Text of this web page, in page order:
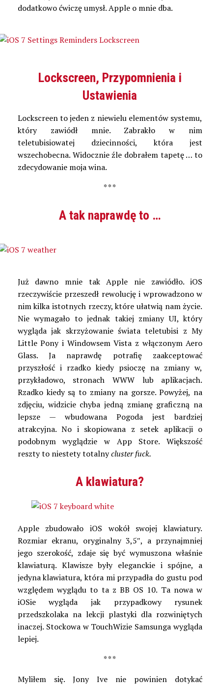
dodatkowo ćwiczę umysł. Apple o mnie dba.
Lockscreen, Przypomnienia i
Ustawienia
Lockscreen to jeden z niewielu elementów systemu,
który zawiódł mnie. Zabrakło w nim
teletubisiowatej dziecinności, która jest
wszechobecna. Widocznie źle dobrałem tapetę … to
zdecydowanie moja wina.
* * *
A tak naprawdę to …
Już dawno mnie tak Apple nie zawiódło. iOS
rzeczywiście przeszedł rewolucję i wprowadzono w
nim kilka istotnych rzeczy, które ułatwią nam życie.
Nie wymagało to jednak takiej zmiany UI, który
wygląda jak skrzyżowanie świata teletubisi z My
Little Pony i Windowsem Vista z włączonym Aero
Glass. Ja naprawdę potrafię zaakceptować
przyszłość i rzadko kiedy psioczę na zmiany w,
przykładowo, stronach WWW lub aplikacjach.
Rzadko kiedy są to zmiany na gorsze. Powyżej, na
zdjęciu, widzicie chyba jedną zmianę graficzną na
lepsze — wbudowana Pogoda jest bardziej
atrakcyjna. No i skopiowana z setek aplikacji o
podobnym wyglądzie w App Store. Większość
reszty to niestety totalnycluster fuck.
A klawiatura?
Apple zbudowało iOS wokół swojej klawiatury.
Rozmiar ekranu, oryginalny 3,5″, a przynajmniej
jego szerokość, zdaje się być wymuszona właśnie
klawiaturą. Klawisze były eleganckie i spójne, a
jedyna klawiatura, która mi przypadła do gustu pod
względem wyglądu to ta z BB OS 10. Ta nowa w
iOSie wygląda jak przypadkowy rysunek
przedszkolaka na lekcji plastyki dla rozwiniętych
inaczej. Stockowa w TouchWizie Samsunga wygląda
lepiej.
* * *
Myliłem się. Jony Ive nie powinien dotykać